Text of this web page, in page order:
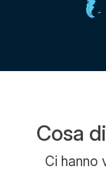
Cosa
Ci hanno